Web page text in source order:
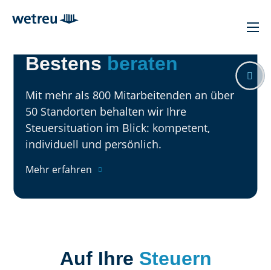
Bestens beraten
Mit mehr als 800 Mitarbeitenden an über
50 Standorten behalten wir Ihre
Steuersituation im Blick: kompetent,
individuell und persönlich.
Mehr erfahren

Auf Ihre Steuern